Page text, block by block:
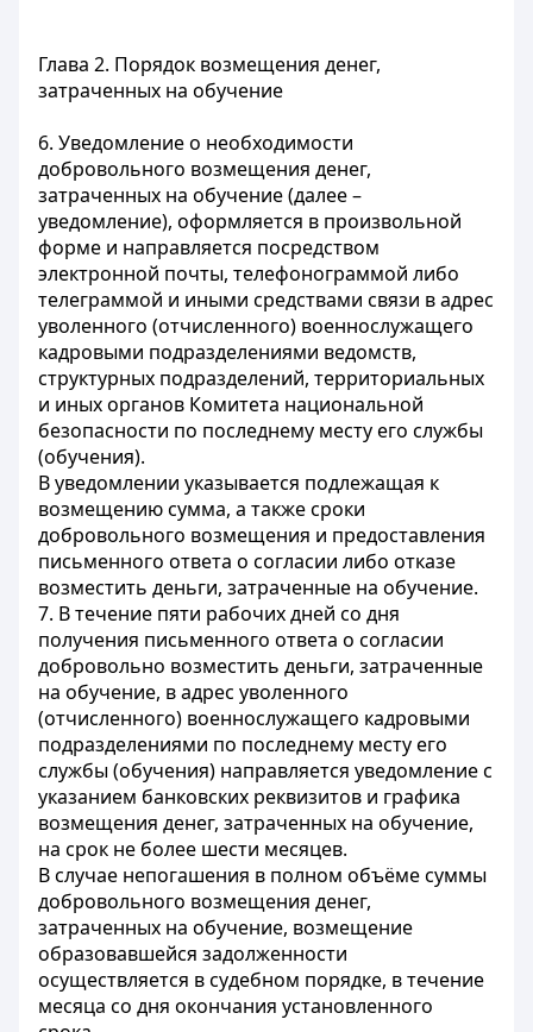
Глава 2. Порядок возмещения денег,
затраченных на обучение
6. Уведомление о необходимости
добровольного возмещения денег,
затраченных на обучение (далее –
уведомление), оформляется в произвольной
форме и направляется посредством
электронной почты, телефонограммой либо
телеграммой и иными средствами связи в адрес
уволенного (отчисленного) военнослужащего
кадровыми подразделениями ведомств,
структурных подразделений, территориальных
и иных органов Комитета национальной
безопасности по последнему месту его службы
(обучения).
В уведомлении указывается подлежащая к
возмещению сумма, а также сроки
добровольного возмещения и предоставления
письменного ответа о согласии либо отказе
возместить деньги, затраченные на обучение.
7. В течение пяти рабочих дней со дня
получения письменного ответа о согласии
добровольно возместить деньги, затраченные
на обучение, в адрес уволенного
(отчисленного) военнослужащего кадровыми
подразделениями по последнему месту его
службы (обучения) направляется уведомление с
указанием банковских реквизитов и графика
возмещения денег, затраченных на обучение,
на срок не более шести месяцев.
В случае непогашения в полном объёме суммы
добровольного возмещения денег,
затраченных на обучение, возмещение
образовавшейся задолженности
осуществляется в судебном порядке, в течение
месяца со дня окончания установленного